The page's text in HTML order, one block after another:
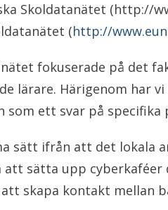
Skoldatanätet (http://
(http://
fokuserade på det
lärare. Härigenom
ett svar på specifika
sätt ifrån att det lokala
sätta upp
skapa kontakt mellan